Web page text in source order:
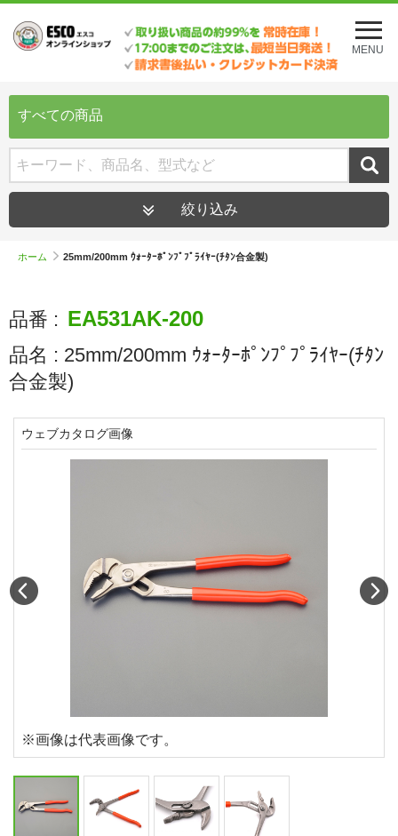
メ
ニ
ュ
を
MENU
すべての商品
絞り込み
ホーム 25mm/200mm ｳｫｰﾀｰﾎﾟﾝﾌﾟﾌﾟﾗｲﾔｰ(ﾁﾀﾝ合金製)
品番 : EA531AK-200
品名 : 25mm/200mm ｳｫｰﾀｰﾎﾟﾝﾌﾟﾌﾟﾗｲﾔｰ(ﾁﾀﾝ
合金製)
ウェブカタログ画像
※画像は代表画像です。